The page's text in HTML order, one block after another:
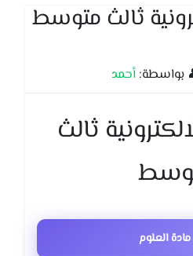
ثالث متوسط
بواسطة: أحمد
ثالث
مادة العلوم